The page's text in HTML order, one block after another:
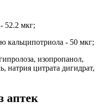
52.2 мкг;
кальципотриола - 50 мкг;
изопропанол,
натрия цитрата дигидрат,
аптек